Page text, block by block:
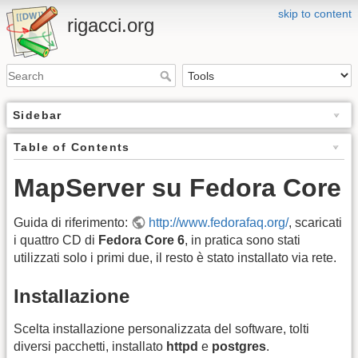
skip to content
rigacci.org
Sidebar
Table of Contents
MapServer su Fedora Core
Guida di riferimento: http://www.fedorafaq.org/, scaricati
i quattro CD di Fedora Core 6, in pratica sono stati
utilizzati solo i primi due, il resto è stato installato via rete.
Installazione
Scelta installazione personalizzata del software, tolti
diversi pacchetti, installato httpd e postgres.